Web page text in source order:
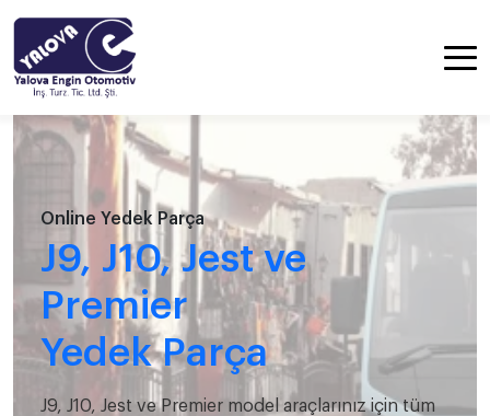
Online Yedek Parça
J9, J10, Jest ve
Premier
Yedek Parça
J9, J10, Jest ve Premier model araçlarınız için tüm